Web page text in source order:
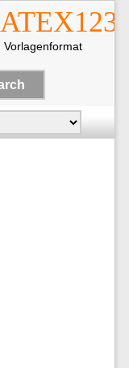
Vorlagenformat